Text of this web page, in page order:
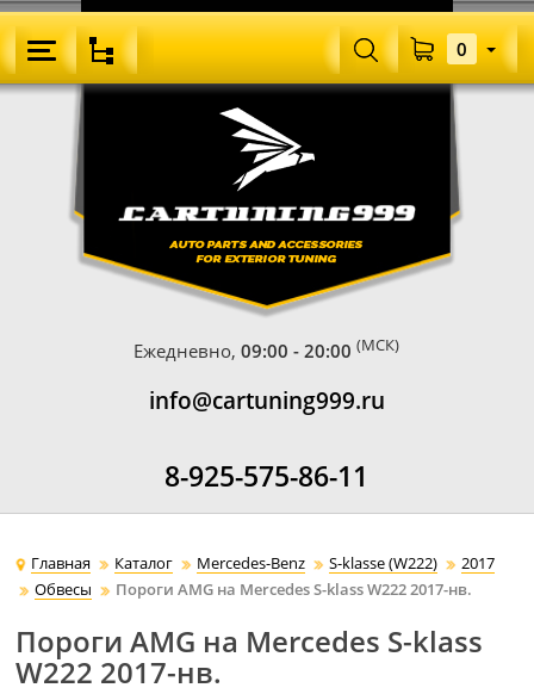
Ежедневно,09:00 - 20:00 (МСК)
info@cartuning999.ru
8-925-575-86-11
0
Главная Каталог Mercedes-Benz S-klasse (W222)
2017
Обвесы
Пороги AMG на Mercedes S-klass W222 2017-нв.
Пороги AMG на Mercedes S-klass
W222 2017-нв.